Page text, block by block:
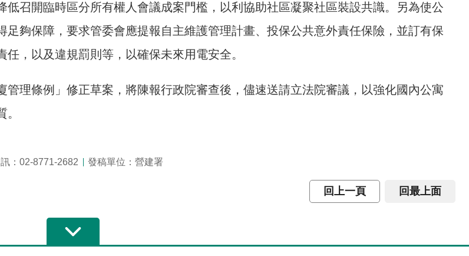
低召開臨時區分所有權人會議成案門檻，以利協助社區凝聚社區裝設共識。另為使公
足夠保障，要求管委會應提報自主維護管理計畫、投保公共意外責任保險，並訂有保
任，以及違規罰則等，以確保未來用電安全。
管理條例」修正草案，將陳報行政院審查後，儘速送請立法院審議，以強化國內公寓
：02-8771-2682 發稿單位：營建署
回上一頁 回最上面